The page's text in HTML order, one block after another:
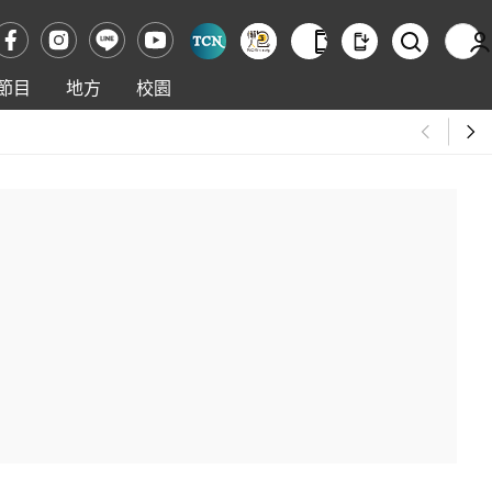
目 地方 校園